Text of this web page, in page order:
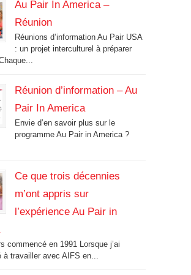
Au Pair In America –
Réunion
Réunions d’information Au Pair USA
: un projet interculturel à préparer
Réunion d’information – Au
Pair In America
Envie d’en savoir plus sur le
programme Au Pair in America ?
Ce que trois décennies
m’ont appris sur
l’expérience Au Pair in
commencé en 1991 Lorsque j’ai
à travailler avec AIFS en...